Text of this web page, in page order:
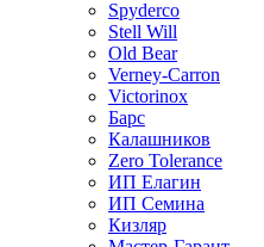
Spyderco
Stell Will
Old Bear
Verney-Carron
Victorinox
Барс
Калашников
Zero Tolerance
ИП Елагин
ИП Семина
Кизляр